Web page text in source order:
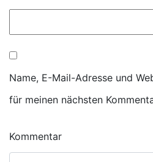
Name, E-Mail-Adresse und
für meinen nächsten
Kommentar